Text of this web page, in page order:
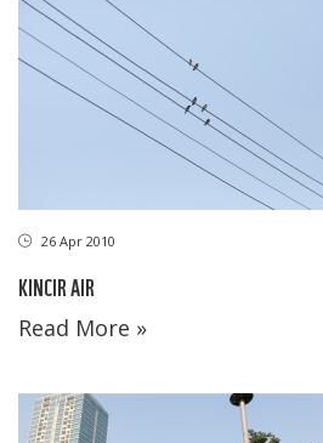
26 Apr 2010
KINCIR AIR
Read More »